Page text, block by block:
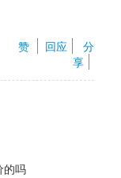
赞
回应
分
享
的吗